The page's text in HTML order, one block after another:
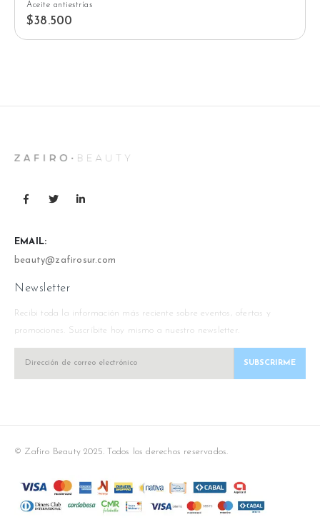
Aceite antiestrías
$38.500
EMAIL:
beauty@zafirosur.com
Newsletter
Recibi toda la información más reciente sobre eventos, ofertas y
promociones. Suscríbite hoy mismo a nuestro newsletter.
© Zafiro Beauty 2025. Todos los derechos reservados.